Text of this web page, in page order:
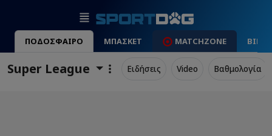
ΠΟΔΟΣΦΑΙΡΟ ΜΠΑΣΚΕΤ MATCHZONE
Super League Ειδήσεις Video Βαθμολογία